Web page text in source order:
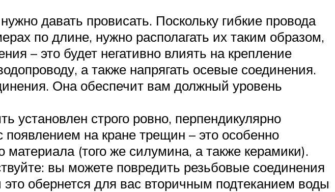
давать провисать. Поскольку гибкие провода
по длине, нужно располагать их таким образом,
– это будет негативно влиять на крепление
а также напрягать осевые соединения.
Она обеспечит вам должный уровень
установлен строго ровно, перпендикулярно
на кране трещин – это особенно
материала (того же силумина, а также керамики).
вы можете повредить резьбовые соединения
обернется для вас вторичным подтеканием воды